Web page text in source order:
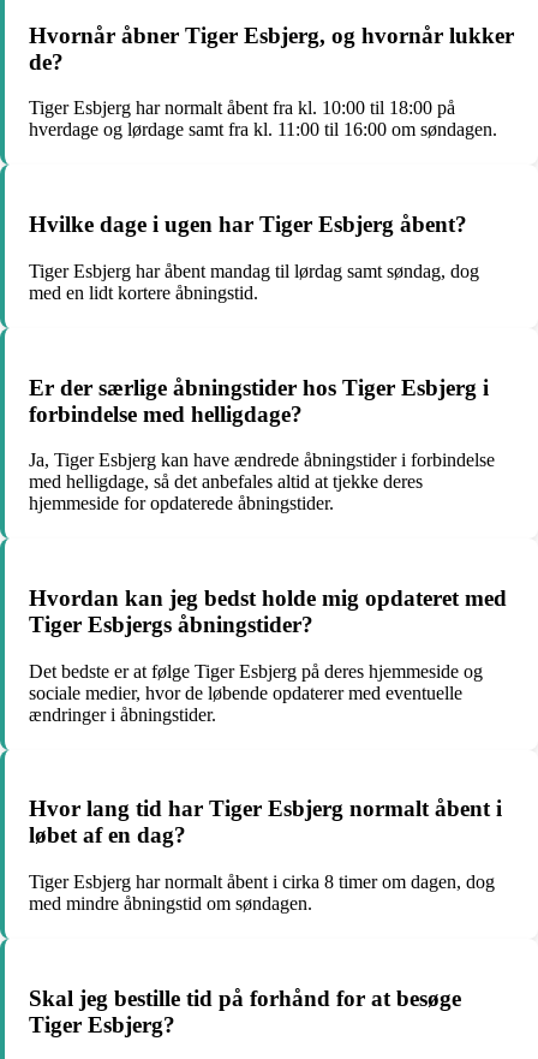
Hvornår åbner Tiger Esbjerg, og hvornår lukker
de?
Tiger Esbjerg har normalt åbent fra kl. 10:00 til 18:00 på
hverdage og lørdage samt fra kl. 11:00 til 16:00 om søndagen.
Hvilke dage i ugen har Tiger Esbjerg åbent?
Tiger Esbjerg har åbent mandag til lørdag samt søndag, dog
med en lidt kortere åbningstid.
Er der særlige åbningstider hos Tiger Esbjerg i
forbindelse med helligdage?
Ja, Tiger Esbjerg kan have ændrede åbningstider i forbindelse
med helligdage, så det anbefales altid at tjekke deres
hjemmeside for opdaterede åbningstider.
Hvordan kan jeg bedst holde mig opdateret med
Tiger Esbjergs åbningstider?
Det bedste er at følge Tiger Esbjerg på deres hjemmeside og
sociale medier, hvor de løbende opdaterer med eventuelle
ændringer i åbningstider.
Hvor lang tid har Tiger Esbjerg normalt åbent i
løbet af en dag?
Tiger Esbjerg har normalt åbent i cirka 8 timer om dagen, dog
med mindre åbningstid om søndagen.
Skal jeg bestille tid på forhånd for at besøge
Tiger Esbjerg?